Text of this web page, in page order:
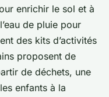
enrichir le sol et à
de pluie pour
des kits d’activités
proposent de
de déchets, une
enfants à la